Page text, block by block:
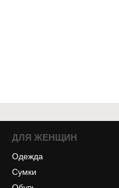
ДЛЯ ЖЕНЩИН
Одежда
Сумки